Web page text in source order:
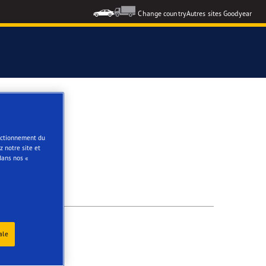
Change countryAutres sites Goodyear
du
notre site et
nos «